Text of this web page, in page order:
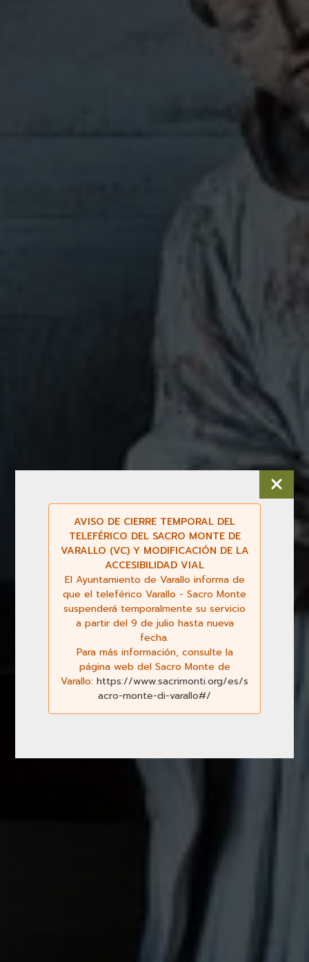
AVISO DE CIERRE TEMPORAL DEL
TELEFÉRICO DEL SACRO MONTE DE
VARALLO (VC) Y MODIFICACIÓN DE LA
ACCESIBILIDAD VIAL
El Ayuntamiento de Varallo informa de
que el teleférico Varallo - Sacro Monte
suspenderá temporalmente su servicio
a partir del 9 de julio hasta nueva
fecha.
Para más información, consulte la
página web del Sacro Monte de
Varallo: https://www.sacrimonti.org/es/s
acro-monte-di-varallo#/